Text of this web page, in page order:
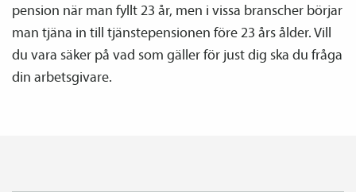
pension när man fyllt 23 år, men i vissa branscher börjar
man tjäna in till tjänste­­pensionen före 23 års ålder. Vill
du vara säker på vad som gäller för just dig ska du fråga
din arbetsgivare.